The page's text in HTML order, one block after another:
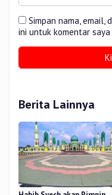
Simpan nama, email,
ini untuk komentar
Berita Lainnya